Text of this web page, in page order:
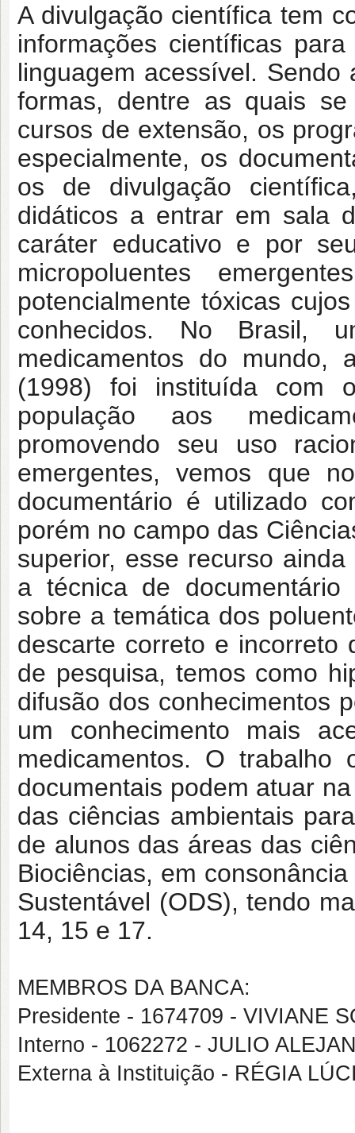
A divulgação científica tem
informações científicas
linguagem acessível.
formas, dentre as quais
cursos de extensão, os
especialmente, os
os de divulgação
didáticos a entrar em sala
caráter educativo e por
micropoluentes
potencialmente tóxicas
conhecidos. No Brasil,
medicamentos do mundo,
(1998) foi instituída com
população aos
promovendo seu uso
emergentes, vemos que
documentário é utilizado
porém no campo das
superior, esse recurso
a técnica de
sobre a temática dos
descarte correto e incorreto
de pesquisa, temos como
difusão dos conhecimentos
um conhecimento mais
medicamentos. O trabalho
documentais podem atuar
das ciências ambientais
de alunos das áreas das
Biociências, em
Sustentável (ODS), tendo
14, 15 e 17.
MEMBROS DA BANCA:
Presidente - 1674709 - VIVIANE
Interno - 1062272 - JULIO
Externa à Instituição - RÉGIA